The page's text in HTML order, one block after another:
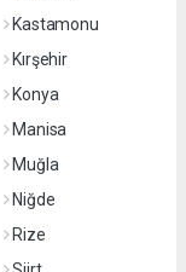
Kastamonu
Kırşehir
Konya
Manisa
Muğla
Niğde
Rize